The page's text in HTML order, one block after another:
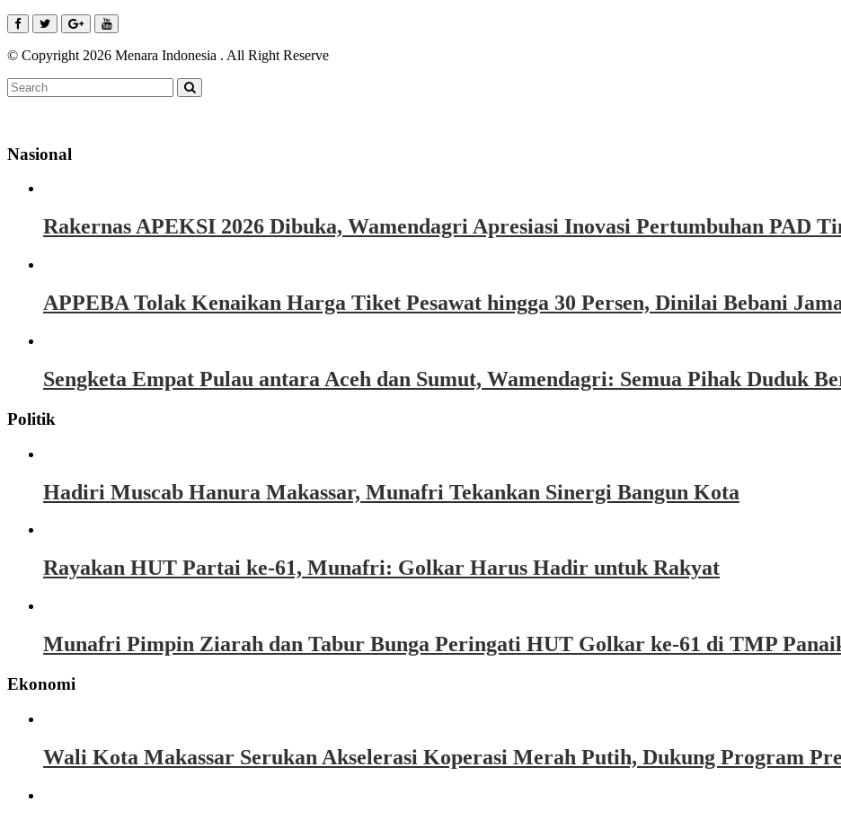
© Copyright 2026 Menara Indonesia . All Right Reserve
Nasional
Rakernas APEKSI 2026 Dibuka, Wamendagri Apresiasi Inovasi Pertumbuhan PAD
APPEBA Tolak Kenaikan Harga Tiket Pesawat hingga 30 Persen, Dinilai Bebani
Sengketa Empat Pulau antara Aceh dan Sumut, Wamendagri: Semua Pihak Duduk
Politik
Hadiri Muscab Hanura Makassar, Munafri Tekankan Sinergi Bangun Kota
Rayakan HUT Partai ke-61, Munafri: Golkar Harus Hadir untuk Rakyat
Munafri Pimpin Ziarah dan Tabur Bunga Peringati HUT Golkar ke-61 di TMP
Ekonomi
Wali Kota Makassar Serukan Akselerasi Koperasi Merah Putih, Dukung Program